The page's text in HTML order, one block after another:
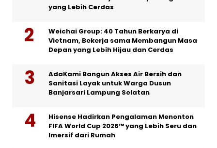
yang Lebih Cerdas
Weichai Group: 40 Tahun Berkarya di
Vietnam, Bekerja sama Membangun Masa
Depan yang Lebih Hijau dan Cerdas
AdaKami Bangun Akses Air Bersih dan
Sanitasi Layak untuk Warga Dusun
Banjarsari Lampung Selatan
Hisense Hadirkan Pengalaman Menonton
FIFA World Cup 2026™ yang Lebih Seru dan
Imersif dari Rumah